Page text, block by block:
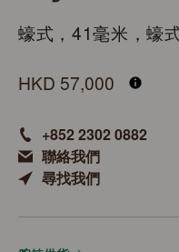
蠔式，41毫米，蠔
HKD 57,000
+852 2302 0882
聯絡我們
尋找我們